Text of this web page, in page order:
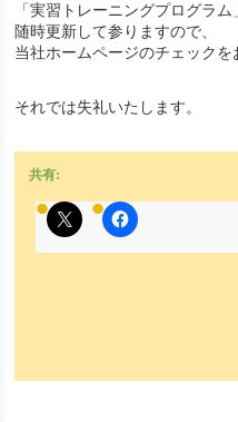
「実習トレーニングプログラ
随時更新して参りますので、
当社ホームページのチェックを
それでは失礼いたします。
共有: